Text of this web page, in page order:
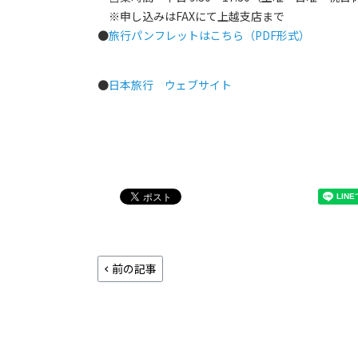
※申し込みはFAXにて上越支店まで
●旅行パンフレットはこちら（PDF形式）
●日本旅行 ウェブサイト
前の記事